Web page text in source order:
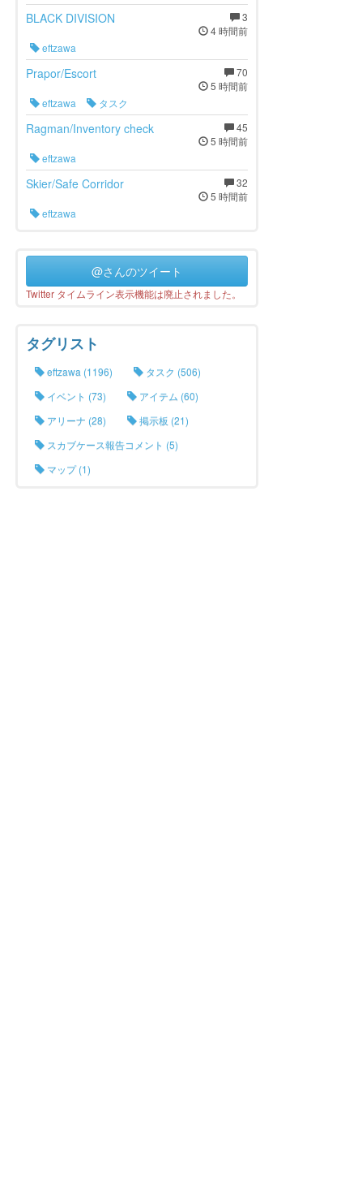
3
4 時間前
BLACK DIVISION
eftzawa
70
5 時間前
Prapor/Escort
eftzawa
タスク
45
5 時間前
Ragman/Inventory check
eftzawa
32
5 時間前
Skier/Safe Corridor
eftzawa
@さんのツイート
Twitter タイムライン表示機能は廃止されました。
タグリスト
eftzawa (1196)
タスク (506)
イベント (73)
アイテム (60)
アリーナ (28)
掲示板 (21)
スカブケース報告コメント (5)
マップ (1)